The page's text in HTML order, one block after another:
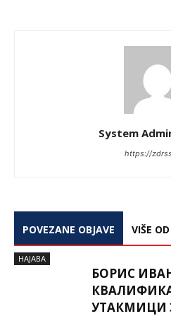
System
https://
POVEZANE OBJAVE VIŠE
НАЈАВА
БОРИС
УТАКМИЦИ